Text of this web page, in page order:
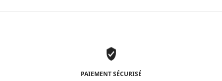
PAIEMENT SÉCURISÉ